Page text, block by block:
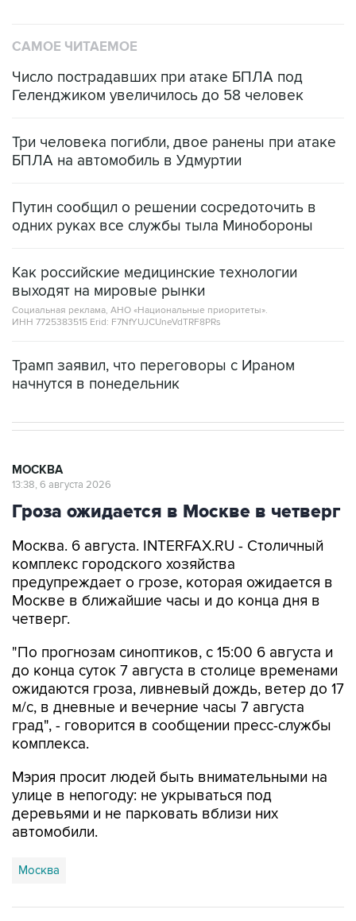
САМОЕ ЧИТАЕМОЕ
Число пострадавших при атаке БПЛА под
Геленджиком увеличилось до 58 человек
Три человека погибли, двое ранены при атаке
БПЛА на автомобиль в Удмуртии
Путин сообщил о решении сосредоточить в
одних руках все службы тыла Минобороны
Как российские медицинские технологии
выходят на мировые рынки
Социальная реклама, АНО «Национальные приоритеты».
ИНН 7725383515 Erid: F7NfYUJCUneVdTRF8PRs
Трамп заявил, что переговоры с Ираном
начнутся в понедельник
МОСКВА
13:38, 6 августа 2026
Гроза ожидается в Москве в четверг
Москва. 6 августа. INTERFAX.RU - Столичный
комплекс городского хозяйства
предупреждает о грозе, которая ожидается в
Москве в ближайшие часы и до конца дня в
четверг.
"По прогнозам синоптиков, с 15:00 6 августа и
до конца суток 7 августа в столице временами
ожидаются гроза, ливневый дождь, ветер до 17
м/с, в дневные и вечерние часы 7 августа
град", - говорится в сообщении пресс-службы
комплекса.
Мэрия просит людей быть внимательными на
улице в непогоду: не укрываться под
деревьями и не парковать вблизи них
автомобили.
Москва